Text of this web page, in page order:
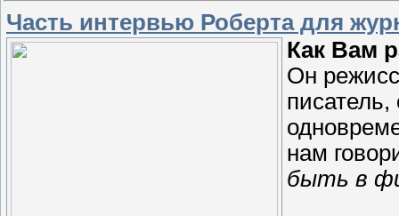
Часть интервью Роберта для
Как Вам
Он
нам
быть в